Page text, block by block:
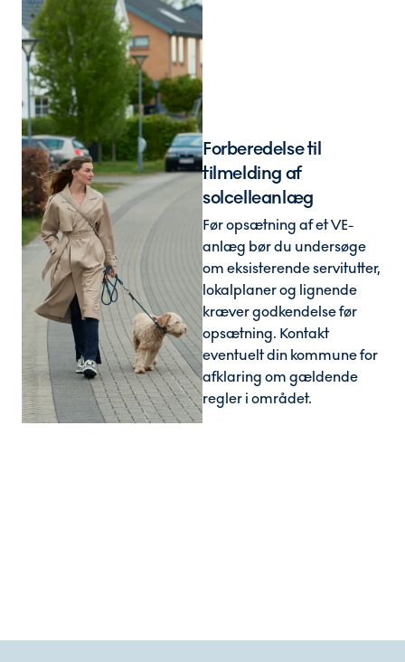
Forberedelse til
tilmelding af
solcelleanlæg
Før opsætning af et VE-
anlæg bør du undersøge
om eksisterende servitutter,
lokalplaner og lignende
kræver godkendelse før
opsætning. Kontakt
eventuelt din kommune for
afklaring om gældende
regler i området.